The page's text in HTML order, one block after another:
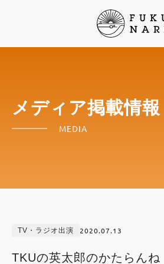
メディア掲載情報
MEDIA
TV・ラジオ出演 2020.07.13
TKUの英太郎のかたらんね